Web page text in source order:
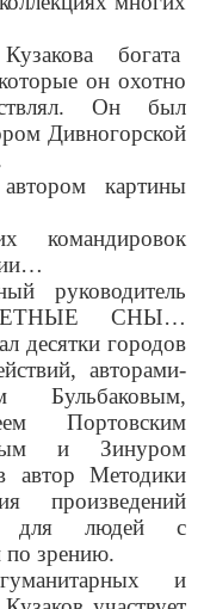
богата
он охотно
Он был
Дивногорской
картины
командировок
руководитель
СНЫ…
городов
авторами-
Бульбаковым,
Портовским
и Зинуром
автор Методики
произведений
для людей с
по зрению.
и